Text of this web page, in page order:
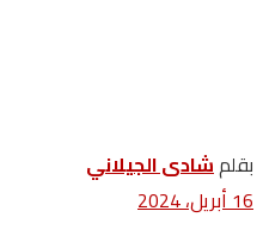
بقلمشادى الجيلاني
16 أبريل، 2024